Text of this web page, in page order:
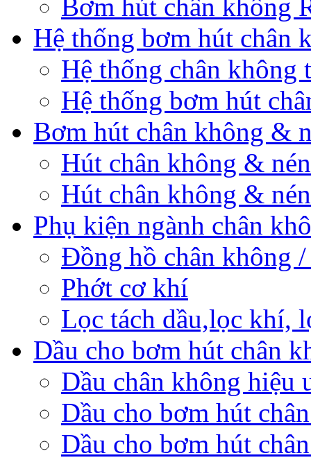
Bơm hút chân không
Hệ thống bơm hút chân
Hệ thống chân không
Hệ thống bơm hút
Bơm hút chân không &
Hút chân không &
Hút chân không &
Phụ kiện ngành chân
Đồng hồ chân không
Phớt cơ khí
Lọc tách dầu,lọc khí,
Dầu cho bơm hút chân
Dầu chân không hiệu
Dầu cho bơm hút
Dầu cho bơm hút